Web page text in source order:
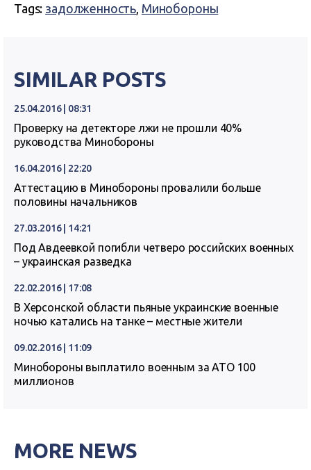
Tags: задолженность, Минобороны
SIMILAR POSTS
25.04.2016 | 08:31
Проверку на детекторе лжи не прошли 40%
руководства Минобороны
16.04.2016 | 22:20
Аттестацию в Минобороны провалили больше
половины начальников
27.03.2016 | 14:21
Под Авдеевкой погибли четверо российских военных
– украинская разведка
22.02.2016 | 17:08
В Херсонской области пьяные украинские военные
ночью катались на танке – местные жители
09.02.2016 | 11:09
Минобороны выплатило военным за АТО 100
миллионов
MORE NEWS